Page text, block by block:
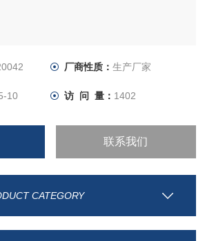
厂商性质： 生产厂家
10 访 问 量： 1402
联系我们
CATEGORY